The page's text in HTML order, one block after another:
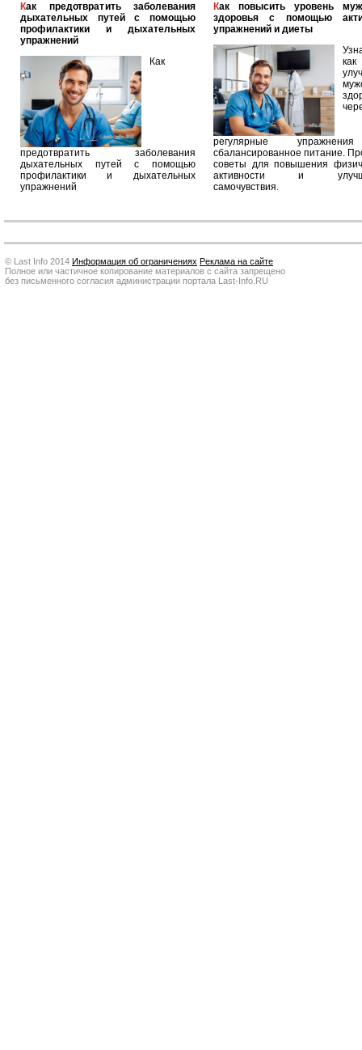
Как предотвратить заболевания
дыхательных путей с помощью
профилактики и дыхательных
упражнений
Как
предотвратить заболевания
дыхательных путей с помощью
профилактики и дыхательных
упражнений
Как повысить уровень мужского
здоровья с помощью
упражнений и диеты
как
регулярные
сбалансированное питание.
советы для повышения
активности и
самочувствия.
© Last Info 2014 Информация об ограничениях Реклама на сайте
Полное или частичное копирование материалов с сайта запрещено
без письменного согласия администрации портала Last-Info.RU